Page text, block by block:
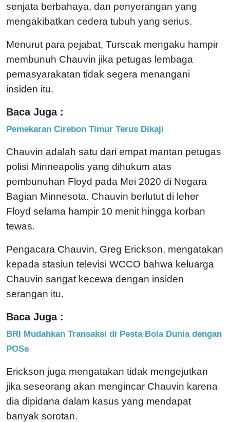
senjata berbahaya, dan penyerangan yang
mengakibatkan cedera tubuh yang serius.
Menurut para pejabat, Turscak mengaku hampir
membunuh Chauvin jika petugas lembaga
pemasyarakatan tidak segera menangani
insiden itu.
Baca Juga :
Pemekaran Cirebon Timur Terus Dikaji
Chauvin adalah satu dari empat mantan petugas
polisi Minneapolis yang dihukum atas
pembunuhan Floyd pada Mei 2020 di Negara
Bagian Minnesota. Chauvin berlutut di leher
Floyd selama hampir 10 menit hingga korban
tewas.
Pengacara Chauvin, Greg Erickson, mengatakan
kepada stasiun televisi WCCO bahwa keluarga
Chauvin sangat kecewa dengan insiden
serangan itu.
Baca Juga :
BRI Mudahkan Transaksi di Pesta Bola Dunia dengan
POSe
Erickson juga mengatakan tidak mengejutkan
jika seseorang akan mengincar Chauvin karena
dia dipidana dalam kasus yang mendapat
banyak sorotan.